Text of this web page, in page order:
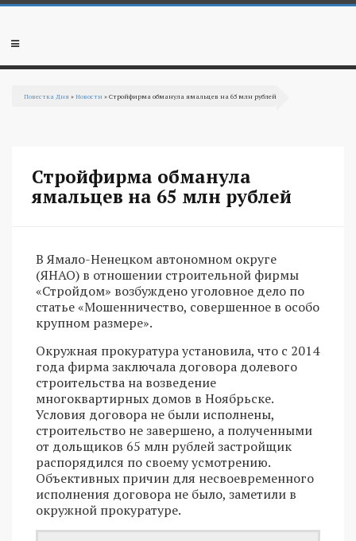
Перейти к основному содержанию
Мобильное
Повестка Дня »Новости » Стройфирма обманула ямальцев на 65 млн рублей
Стройфирма обманула
ямальцев на 65 млн рублей
В Ямало-Ненецком автономном округе
(ЯНАО) в отношении строительной фирмы
«Стройдом» возбуждено уголовное дело по
статье «Мошенничество, совершенное в особо
крупном размере».
Окружная прокуратура установила, что с 2014
года фирма заключала договора долевого
строительства на возведение
многоквартирных домов в Ноябрьске.
Условия договора не были исполнены,
строительство не завершено, а полученными
от дольщиков 65 млн рублей застройщик
распорядился по своему усмотрению.
Объективных причин для несвоевременного
исполнения договора не было, заметили в
окружной прокуратуре.